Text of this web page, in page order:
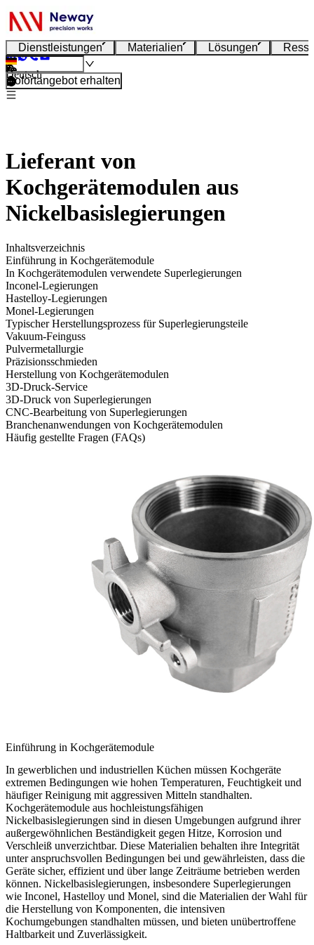
Dienstleistungen Materialien Lösungen
Deutsch
Sofortangebot erhalten
Lieferant von
Kochgerätemodulen aus
Nickelbasislegierungen
Inhaltsverzeichnis
Einführung in Kochgerätemodule
In Kochgerätemodulen verwendete Superlegierungen
Inconel-Legierungen
Hastelloy-Legierungen
Monel-Legierungen
Typischer Herstellungsprozess für Superlegierungsteile
Vakuum-Feinguss
Pulvermetallurgie
Präzisionsschmieden
Herstellung von Kochgerätemodulen
3D-Druck-Service
3D-Druck von Superlegierungen
CNC-Bearbeitung von Superlegierungen
Branchenanwendungen von Kochgerätemodulen
Häufig gestellte Fragen (FAQs)
Einführung in Kochgerätemodule
In gewerblichen und industriellen Küchen müssen Kochgeräte
extremen Bedingungen wie hohen Temperaturen, Feuchtigkeit und
häufiger Reinigung mit aggressiven Mitteln standhalten.
Kochgerätemodule aus hochleistungsfähigen
Nickelbasislegierungen sind in diesen Umgebungen aufgrund ihrer
außergewöhnlichen Beständigkeit gegen Hitze, Korrosion und
Verschleiß unverzichtbar. Diese Materialien behalten ihre Integrität
unter anspruchsvollen Bedingungen bei und gewährleisten, dass die
Geräte sicher, effizient und über lange Zeiträume betrieben werden
können. Nickelbasislegierungen, insbesondere Superlegierungen
wie Inconel, Hastelloy und Monel, sind die Materialien der Wahl für
die Herstellung von Komponenten, die intensiven
Kochumgebungen standhalten müssen, und bieten unübertroffene
Haltbarkeit und Zuverlässigkeit.